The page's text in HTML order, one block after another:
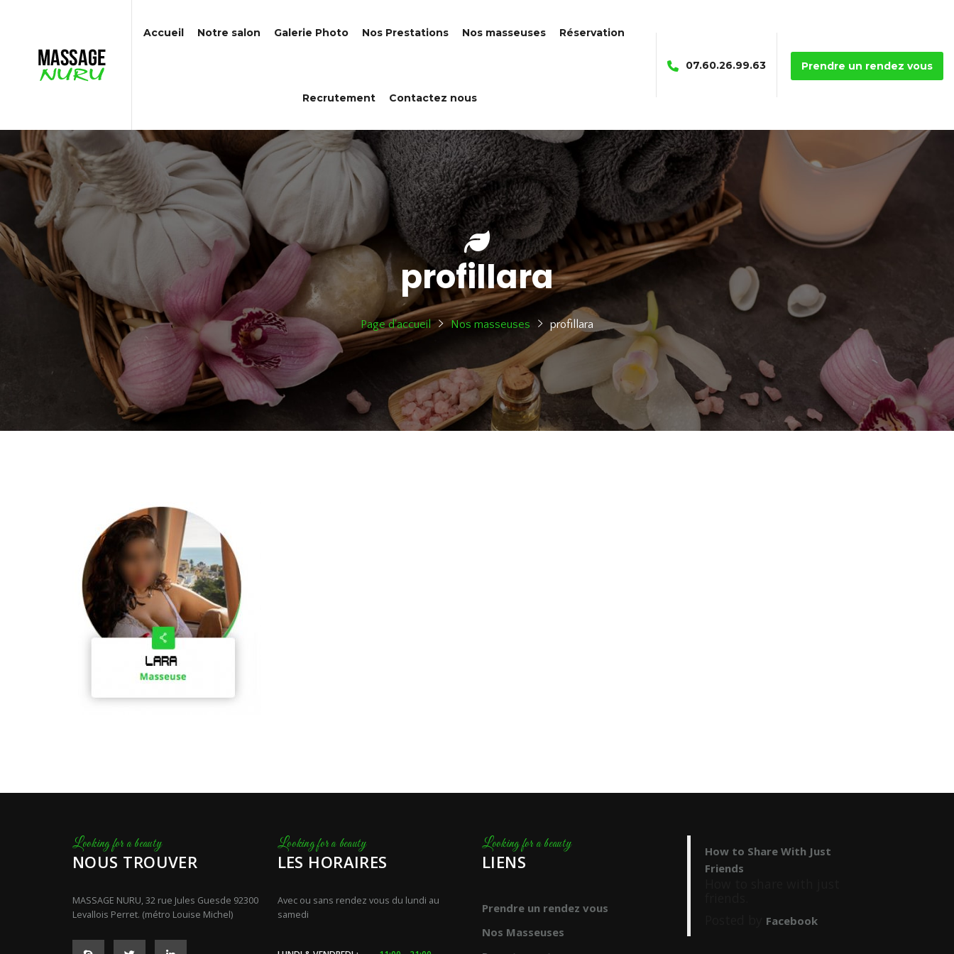
Accueil Notre salon Galerie Photo Nos Prestations Nos masseuses Réservation
Recrutement Contactez nous
07.60.26.99.63 Prendre un rendez vous
profillara
Page d'accueil Nos masseuses profillara
NOUS TROUVER
MASSAGE NURU, 32 rue Jules Guesde 92300
Levallois Perret. (métro Louise Michel)
LES HORAIRES
Avec ou sans rendez vous du lundi au
samedi
LIENS
Prendre un rendez vous
Nos Masseuses
How to Share With Just
Friends
Facebook